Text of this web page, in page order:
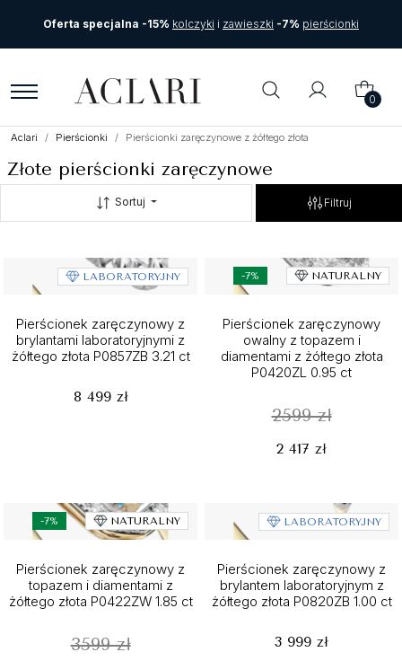
Oferta specjalna -15% kolczyki i zawieszki -7% pierścionki
0
Aclari Pierścionki Pierścionki zaręczynowe z żółtego złota
Złote pierścionki zaręczynowe
Sortuj Filtruj
LABORATORYJNY
Pierścionek zaręczynowy z
brylantami laboratoryjnymi z
żółtego złota P0857ZB 3.21 ct
8 499 zł
-7% NATURALNY
Pierścionek zaręczynowy
owalny z topazem i
diamentami z żółtego złota
P0420ZL 0.95 ct
2599 zł
2 417 zł
-7% NATURALNY
Pierścionek zaręczynowy z
topazem i diamentami z
żółtego złota P0422ZW 1.85 ct
3599 zł
LABORATORYJNY
Pierścionek zaręczynowy z
brylantem laboratoryjnym z
żółtego złota P0820ZB 1.00 ct
3 999 zł